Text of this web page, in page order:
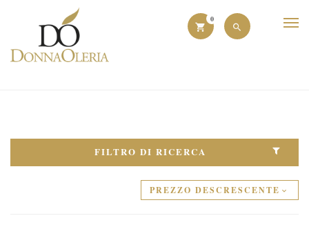
0
FILTRO DI RICERCA
PREZZO DESCRESCENTE